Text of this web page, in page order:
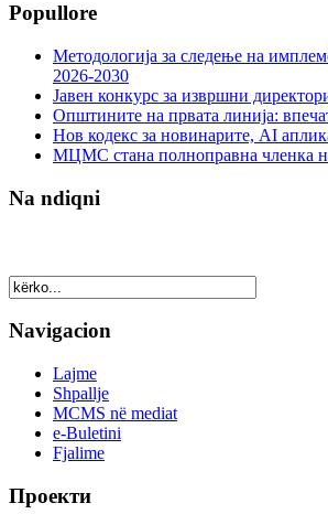
Popullore
Методологија за следење на
2026-2030
Јавен конкурс за извршни
Општините на првата линија:
Нов кодекс за новинарите, AI
МЦМС стана полноправна членка
Na ndiqni
Navigacion
Lajme
Shpallje
MCMS në mediat
e-Buletini
Fjalime
Проекти